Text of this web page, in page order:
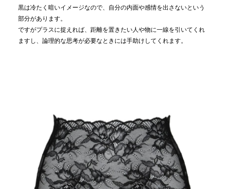
黒は冷たく暗いイメージなので、自分の内面や感情を出さないという
部分があります。
ですがプラスに捉えれば、距離を置きたい人や物に一線を引いてくれ
ますし、論理的な思考が必要なときには手助けしてくれます。